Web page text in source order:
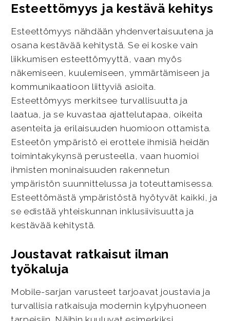
Esteettömyys ja kestävä kehitys
Esteettömyys nähdään yhdenvertaisuutena ja
osana kestävää kehitystä. Se ei koske vain
liikkumisen esteettömyyttä, vaan myös
näkemiseen, kuulemiseen, ymmärtämiseen ja
kommunikaatioon liittyviä asioita.
Esteettömyys merkitsee turvallisuutta ja
laatua, ja se kuvastaa ajattelutapaa, oikeita
asenteita ja erilaisuuden huomioon ottamista.
Esteetön ympäristö ei erottele ihmisiä heidän
toimintakykynsä perusteella, vaan huomioi
ihmisten moninaisuuden rakennetun
ympäristön suunnittelussa ja toteuttamisessa.
Esteettömästä ympäristöstä hyötyvät kaikki, ja
se edistää yhteiskunnan inklusiivisuutta ja
kestävää kehitystä.
Joustavat ratkaisut ilman
työkaluja
Mobile-sarjan varusteet tarjoavat joustavia ja
turvallisia ratkaisuja modernin kylpyhuoneen